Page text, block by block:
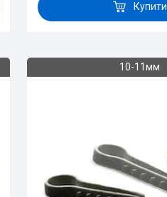
Купити
10-11мм